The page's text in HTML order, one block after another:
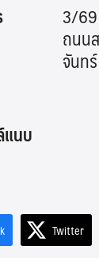
3/69
ถนน
จันท
แนบ
Twitter